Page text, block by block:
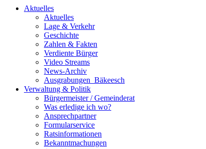
Aktuelles
Aktuelles
Lage & Verkehr
Geschichte
Zahlen & Fakten
Verdiente Bürger
Video Streams
News-Archiv
Ausgrabungen_Bäkeesch
Verwaltung & Politik
Bürgermeister / Gemeinderat
Was erledige ich wo?
Ansprechpartner
Formularservice
Ratsinformationen
Bekanntmachungen